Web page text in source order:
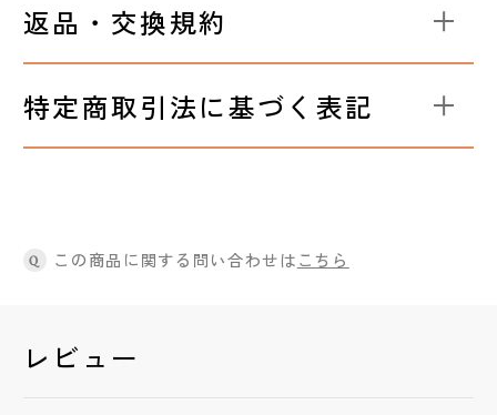
返品・交換規約
特定商取引法に基づく表記
Q この商品に関する問い合わせはこちら
レビュー